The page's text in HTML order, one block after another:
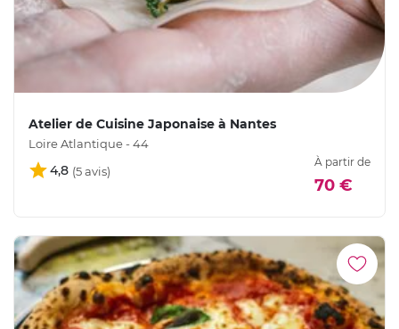
Atelier de Cuisine Japonaise à Nantes
Loire Atlantique - 44
4,8
À partir de
70 €